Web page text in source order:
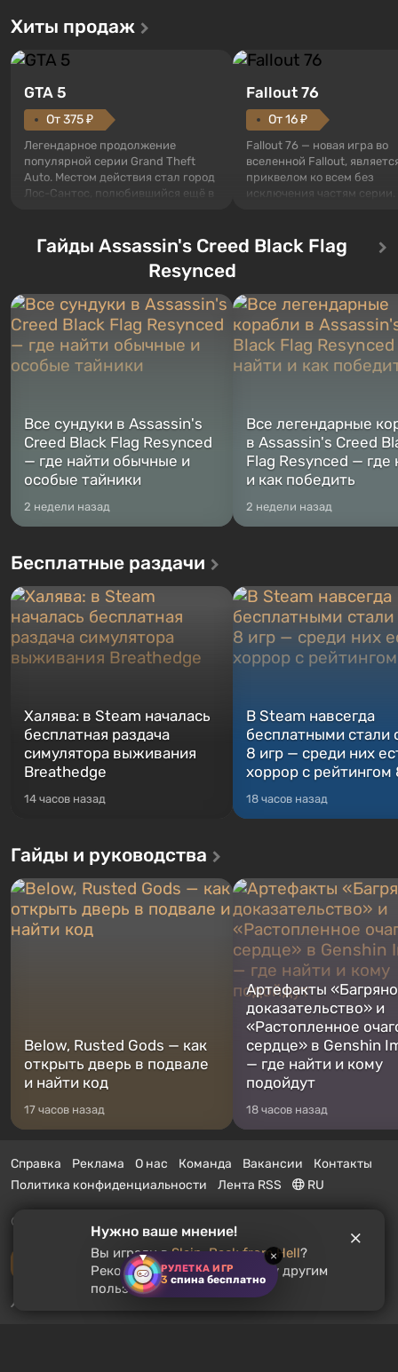
РУЛЕТКА ИГР
3 спина бесплатно
×
Хиты продаж
GTA 5
От 375 ₽
Легендарное продолжение
популярной серии Grand Theft
Auto. Местом действия стал город
Лос-Сантос, полюбившийся ещё в
сразу трех персонажей: Майкла,
Тревора и Франклина, между
Жанр и...
Fallout 76
От 16 ₽
Fallout 76 — новая игра во
вселенной Fallout,
приквелом ко всем без
исключения частям серии.
Оно же, по задумке
Vault-Tec, должно
Место действия Fallout...
Гайды Assassin's Creed Black Flag
Resynced
Все сундуки в Assassin's
Creed Black Flag Resynced
— где найти обычные и
особые тайники
2 недели назад
Все легендарные
в Assassin's Creed
Flag Resynced — где
и как победить
2 недели назад
Бесплатные раздачи
Халява: в Steam началась
бесплатная раздача
симулятора выживания
Breathedge
14 часов назад
В Steam навсегда
бесплатными стали
8 игр — среди них
хоррор с рейтингом
18 часов назад
Гайды и руководства
Below, Rusted Gods — как
открыть дверь в подвале
и найти код
17 часов назад
Артефакты
доказательство» и
«Растопленное
сердце» в Genshin
— где найти и кому
подойдут
18 часов назад
Справка Реклама О нас Команда Вакансии
Контакты
Политика конфиденциальности
Лента RSS RU
© 2011 - 2026 VGTimes
Полная версия
Push-уведомления о новостях:выключены
Нужно ваше мнение!
Вы играли вSlain: Back from Hell?
Рекомендуете ли вы эту игру другим
пользователям?